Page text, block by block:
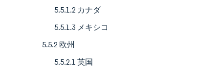
5.5.1.2 カナダ
5.5.1.3 メキシコ
5.5.2 欧州
5.5.2.1 英国